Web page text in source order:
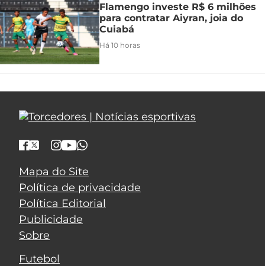
Flamengo investe R$ 6 milhões
para contratar Aiyran, joia do
Cuiabá
Há 10 horas
Mapa do Site
Política de privacidade
Política Editorial
Publicidade
Sobre
Futebol